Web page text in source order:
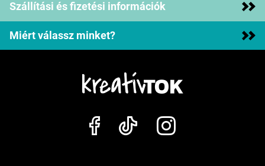
Szállítási és fizetési információk
Miért válassz minket?